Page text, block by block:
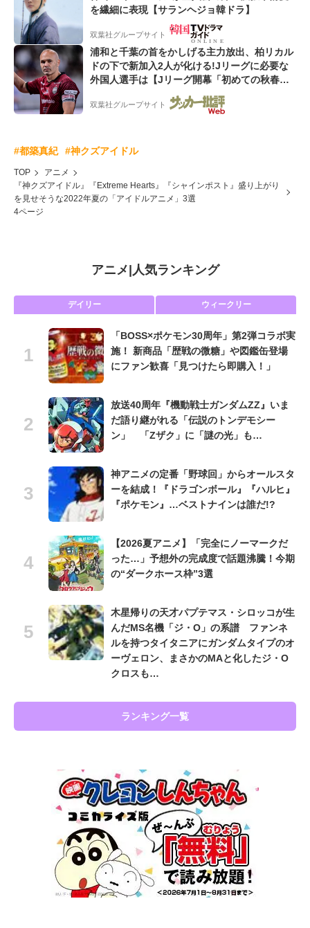
を繊細に表現【サランヘジョ韓ドラ】
双葉社グループサイト
浦和と千葉の首をかしげる主力放出、柏リカル
ドの下で新加入2人が化ける!Jリーグに必要な
外国人選手は【Jリーグ開幕「初めての秋春
双葉社グループサイト
#都築真紀 #神クズアイドル
TOP
アニメ
『神クズアイドル』『Extreme Hearts』『シャインポスト』盛り上がり
を見せそうな2022年夏の「アイドルアニメ」3選
4ページ
アニメ 人気ランキング
デイリー ウィークリー
「BOSS×ポケモン30周年」第2弾コラボ実
施！ 新商品「歴戦の微糖」や図鑑缶登場
にファン歓喜「見つけたら即購入！」
放送40周年『機動戦士ガンダムZZ』いま
だ語り継がれる「伝説のトンデモシー
ン」 「Zザク」に「謎の光」も…
神アニメの定番「野球回」からオールスタ
ーを結成！『ドラゴンボール』『ハルヒ』
『ポケモン』…ベストナインは誰だ!?
【2026夏アニメ】「完全にノーマークだ
った…」予想外の完成度で話題沸騰！今期
の“ダークホース枠”3選
木星帰りの天才パプテマス・シロッコが生
んだMS名機「ジ・O」の系譜 ファンネ
ルを持つタイタニアにガンダムタイプのオ
ーヴェロン、まさかのMAと化したジ・O
クロスも…
ランキング一覧